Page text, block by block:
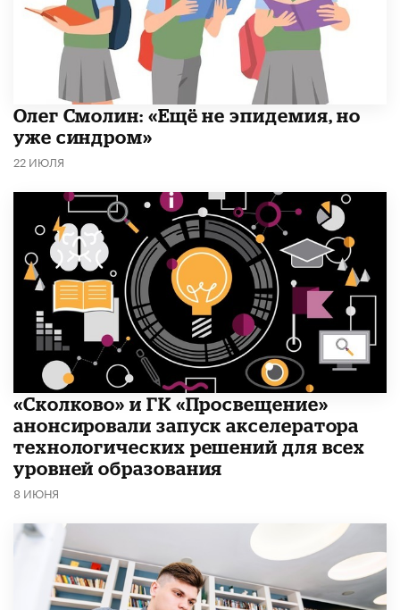
​Олег Смолин: «Ещё не эпидемия, но
уже синдром»
22 ИЮЛЯ
«Сколково» и ГК «Просвещение»
анонсировали запуск акселератора
технологических решений для всех
уровней образования
8 ИЮНЯ